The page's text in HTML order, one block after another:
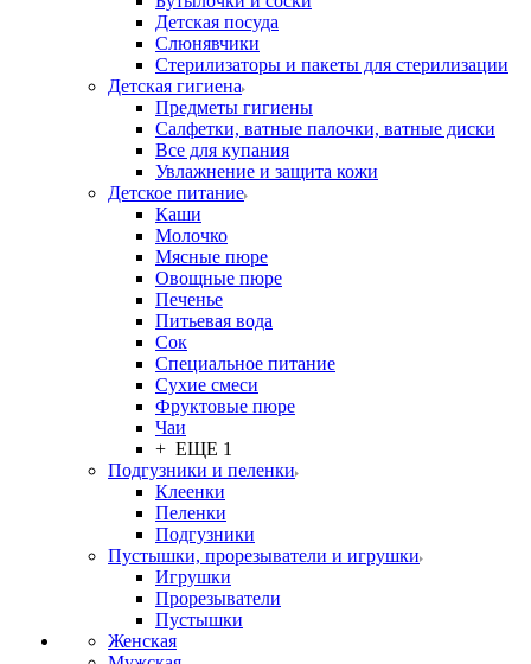
Детская посуда
Слюнявчики
Стерилизаторы и пакеты для стерилизации
Детская гигиена
Предметы гигиены
Салфетки, ватные палочки, ватные диски
Все для купания
Увлажнение и защита кожи
Детское питание
Каши
Молочко
Мясные пюре
Овощные пюре
Печенье
Питьевая вода
Сок
Специальное питание
Сухие смеси
Фруктовые пюре
Чаи
+ ЕЩЕ 1
Подгузники и пеленки
Клеенки
Пеленки
Подгузники
Пустышки, прорезыватели и игрушки
Игрушки
Прорезыватели
Пустышки
Женская